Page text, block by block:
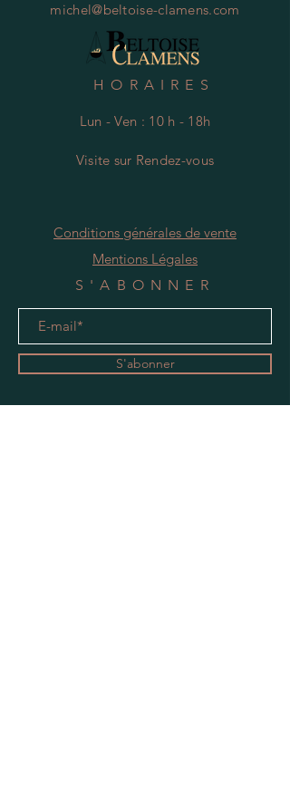
michel@beltoise-clamens.com
HORAIRES
Lun - Ven : 10 h - 18h
Visite sur Rendez-vous
Conditions générales de vente
Mentions Légales
S'ABONNER
S'abonner